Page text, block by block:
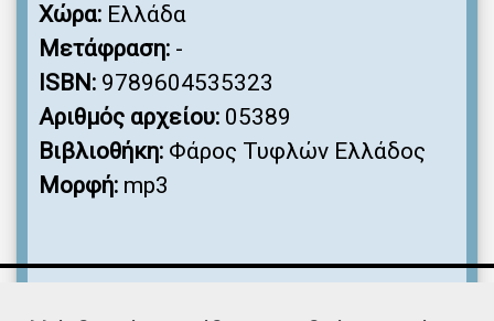
Χώρα: Ελλάδα
Μετάφραση: -
ISBN: 9789604535323
Αριθμός αρχείου: 05389
Βιβλιοθήκη: Φάρος Τυφλών Ελλάδος
Μορφή: mp3